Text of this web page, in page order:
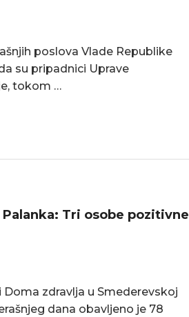
poslova Vlade Republike
su pripadnici Uprave
tokom …
Tri osobe pozitivne
zdravlja u Smederevskoj
dana obavljeno je 78